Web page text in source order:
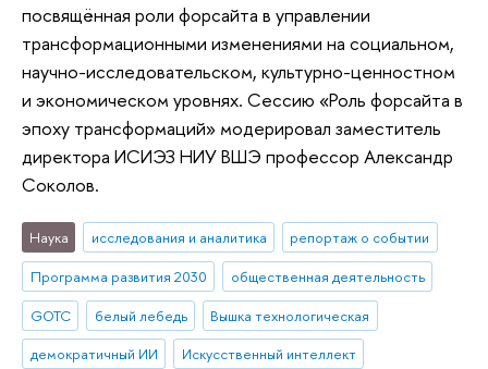
посвящённая роли форсайта в управлении
трансформационными изменениями на социальном,
научно-исследовательском, культурно-ценностном
и экономическом уровнях. Сессию «Роль форсайта в
эпоху трансформаций» модерировал заместитель
директора ИСИЭЗ НИУ ВШЭ профессор Александр
Соколов.
Наука исследования и аналитика
репортаж о событии
Программа развития 2030
общественная деятельность
GOTC
белый лебедь
Вышка технологическая
демократичный ИИ
Искусственный интеллект